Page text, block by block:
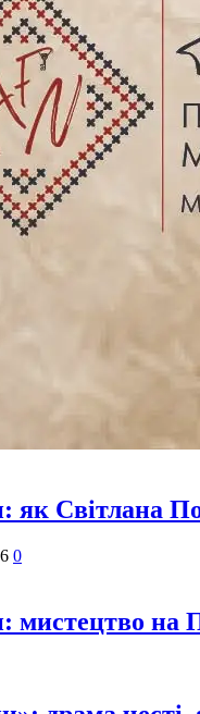
як Світлана
0
мистецтво на